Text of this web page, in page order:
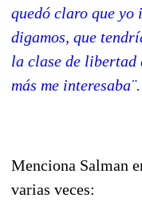
quedó claro que yo
digamos, que
la clase de libertad
más me interesaba¨.
Menciona Salman
varias veces: